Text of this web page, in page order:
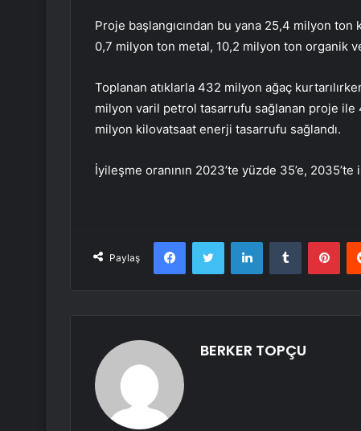
Proje başlangıcından bu yana 25,4 milyon
0,7 milyon ton metal, 10,2 milyon ton organik
Toplanan atıklarla 432 milyon ağaç
milyon varil petrol tasarrufu sağlanan proje ile
milyon kilovatsaat enerji tasarrufu sağlandı.
İyileşme oranının 2023’te yüzde 35’e,
Paylaş
FacebookTwitter LinkedInTumblr
BERKER TOPÇU